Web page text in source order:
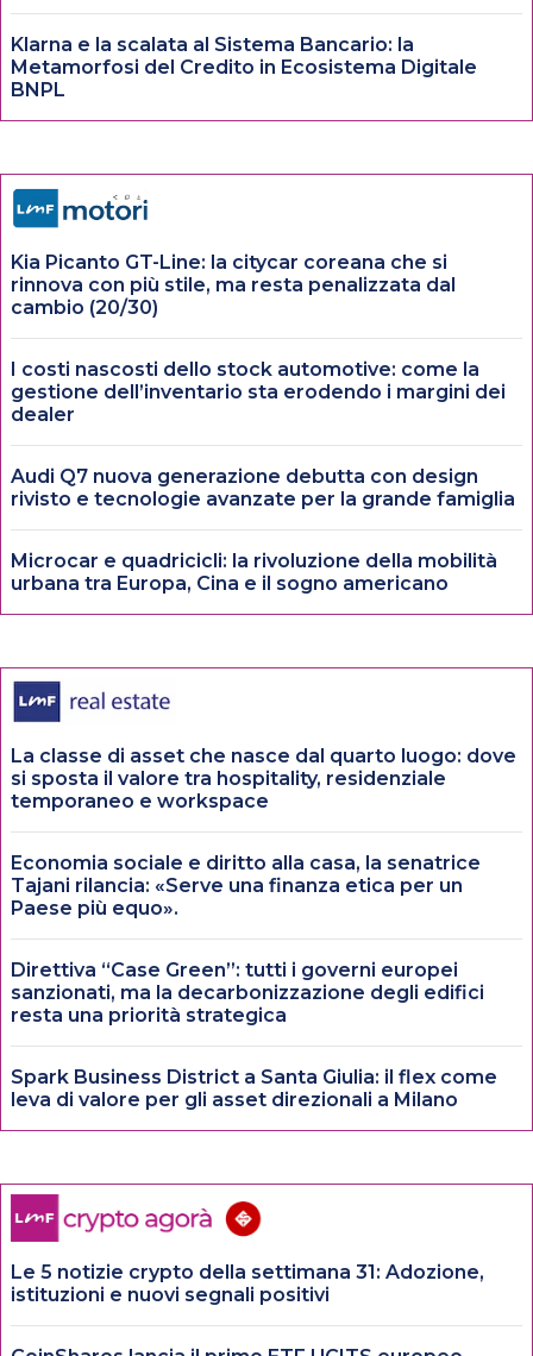
Klarna e la scalata al Sistema Bancario: la
Metamorfosi del Credito in Ecosistema Digitale
BNPL
Kia Picanto GT-Line: la citycar coreana che si
rinnova con più stile, ma resta penalizzata dal
cambio (20/30)
I costi nascosti dello stock automotive: come la
gestione dell’inventario sta erodendo i margini dei
dealer
Audi Q7 nuova generazione debutta con design
rivisto e tecnologie avanzate per la grande famiglia
Microcar e quadricicli: la rivoluzione della mobilità
urbana tra Europa, Cina e il sogno americano
La classe di asset che nasce dal quarto luogo: dove
si sposta il valore tra hospitality, residenziale
temporaneo e workspace
Economia sociale e diritto alla casa, la senatrice
Tajani rilancia: «Serve una finanza etica per un
Paese più equo».
Direttiva “Case Green”: tutti i governi europei
sanzionati, ma la decarbonizzazione degli edifici
resta una priorità strategica
Spark Business District a Santa Giulia: il flex come
leva di valore per gli asset direzionali a Milano
Le 5 notizie crypto della settimana 31: Adozione,
istituzioni e nuovi segnali positivi